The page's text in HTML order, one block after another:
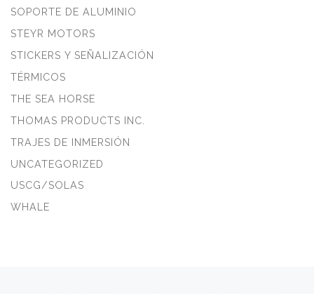
SOPORTE DE ALUMINIO
STEYR MOTORS
STICKERS Y SEÑALIZACIÓN
TÉRMICOS
THE SEA HORSE
THOMAS PRODUCTS INC.
TRAJES DE INMERSIÓN
UNCATEGORIZED
USCG/SOLAS
WHALE